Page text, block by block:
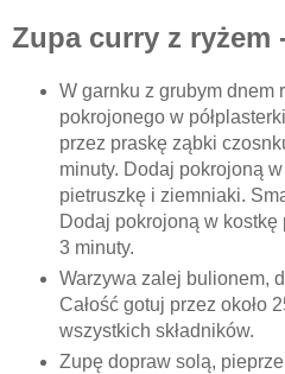
Zupa curry z ryżem
W garnku z grubym dnem
pokrojonego w
przez praskę ząbki
minuty. Dodaj pokrojoną
pietruszkę i ziemniaki.
Dodaj pokrojoną w kostkę
3 minuty.
Warzywa zalej bulionem,
Całość gotuj przez około
wszystkich składników.
Zupę dopraw solą,